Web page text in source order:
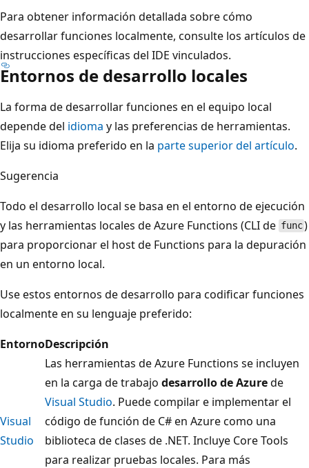
Para obtener información detallada sobre cómo
desarrollar funciones localmente, consulte los artículos de
instrucciones específicas del IDE vinculados.
Entornos de desarrollo locales
La forma de desarrollar funciones en el equipo local
depende del idioma y las preferencias de herramientas.
Elija su idioma preferido en la parte superior del artículo.
Sugerencia
Todo el desarrollo local se basa en el entorno de ejecución
y las herramientas locales de Azure Functions (CLI de func)
para proporcionar el host de Functions para la depuración
en un entorno local.
Use estos entornos de desarrollo para codificar funciones
localmente en su lenguaje preferido:
EntornoDescripción
Visual
Studio
Las herramientas de Azure Functions se incluyen
en la carga de trabajo desarrollo de Azurede
Visual Studio. Puede compilar e implementar el
código de función de C# en Azure como una
biblioteca de clases de .NET. Incluye Core Tools
para realizar pruebas locales. Para más